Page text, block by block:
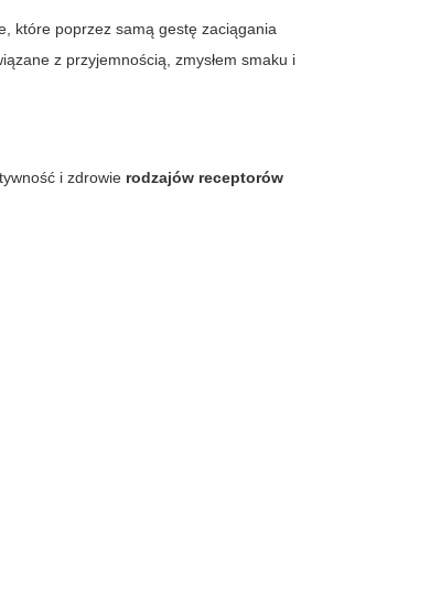
które poprzez samą gestę zaciągania
z przyjemnością, zmysłem smaku i
i zdrowie rodzajów receptorów